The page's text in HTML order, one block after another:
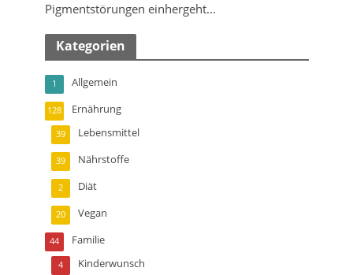
Pigmentstörungen einhergeht...
Kategorien
Allgemein
1
Ernährung
128
Lebensmittel
39
Nährstoffe
39
Diät
2
Vegan
20
Familie
44
Kinderwunsch
4